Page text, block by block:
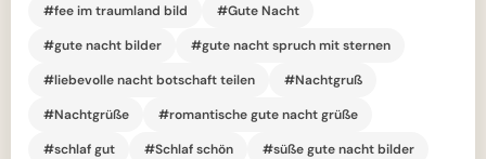
#fee im traumland bild
#Gute Nacht
#gute nacht bilder
#gute nacht spruch mit sternen
#liebevolle nacht botschaft teilen
#Nachtgruß
#Nachtgrüße
#romantische gute nacht grüße
#schlaf gut
#Schlaf schön
#süße gute nacht bilder